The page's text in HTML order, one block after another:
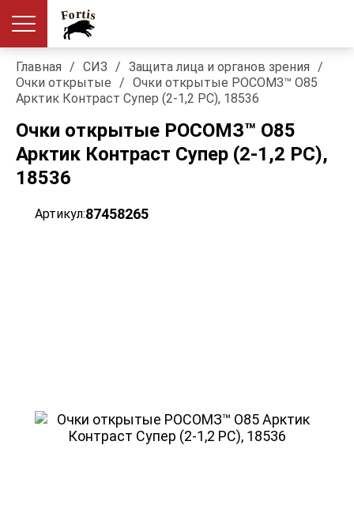
Главная / СИЗ / Защита лица и органов зрения /
Очки открытые / Очки открытые РОСОМЗ™ О85
Арктик Контраст Супер (2-1,2 PC), 18536
Очки открытые РОСОМЗ™ О85
Арктик Контраст Супер (2-1,2 PC),
18536
Артикул:87458265